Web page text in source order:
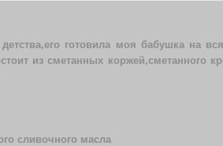
готовила моя бабушка на
из сметанных коржей,сметанного
сливочного масла